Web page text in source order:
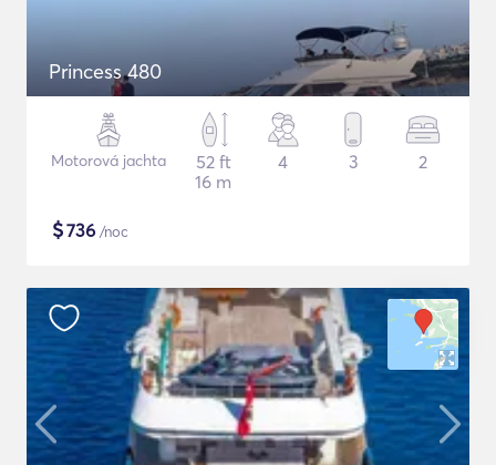
Princess 480
Motorová jachta
52 ft
16 m
4 3 2
$736 /noc